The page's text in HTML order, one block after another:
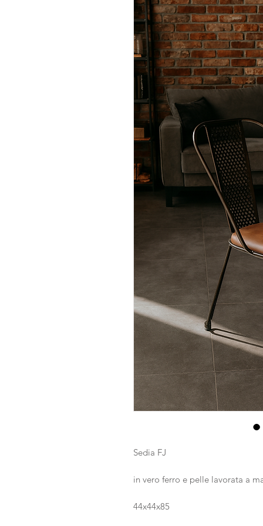
Sedia FJ
in vero ferro e pelle lavorata a
44x44x85